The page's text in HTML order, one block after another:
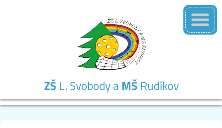
ZŠ L. Svobody a MŠ Rudíkov